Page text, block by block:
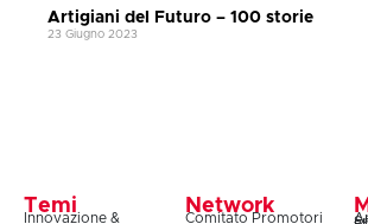
Artigiani del Futuro – 100 storie
23 Giugno 2023
Temi
Innovazione &
Network
Comitato Promotori